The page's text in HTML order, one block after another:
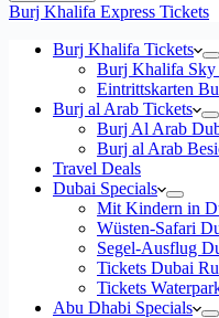
Burj Khalifa Express Tickets
Burj Khalifa Tickets
Burj Khalifa Sky
Eintrittskarten
Burj al Arab Tickets
Burj Al Arab
Burj al Arab
Travel Deals
Dubai Specials
Mit Kindern in
Wüsten-Safari
Segel-Ausflug
Tickets Dubai
Tickets
Abu Dhabi Specials